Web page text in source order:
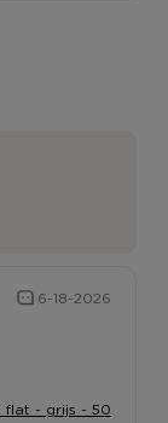
6-18-2026
flat - grijs - 50